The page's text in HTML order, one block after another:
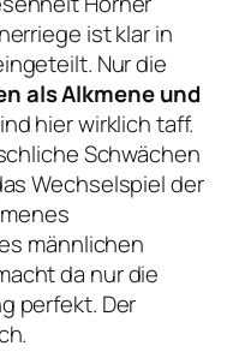
ist klar in
Nur die
als Alkmene und
hier wirklich taff.
Schwächen
Wechselspiel der
männlichen
da nur die
perfekt. Der